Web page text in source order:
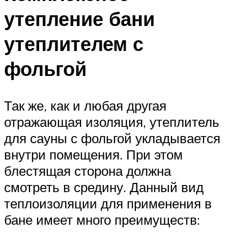
утепление бани
утеплителем с
фольгой
Так же, как и любая другая
отражающая изоляция, утеплитель
для сауны с фольгой укладывается
внутри помещения. При этом
блестящая сторона должна
смотреть в средину. Данный вид
теплоизоляции для применения в
бане имеет много преимуществ: